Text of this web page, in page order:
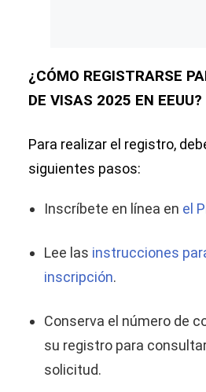
¿CÓMO REGISTRARSE
DE VISAS 2025 EN EEUU?
Para realizar el registro,
siguientes pasos:
Inscríbete en línea en el
Lee las instrucciones
inscripción.
Conserva el número de
su registro para
solicitud.